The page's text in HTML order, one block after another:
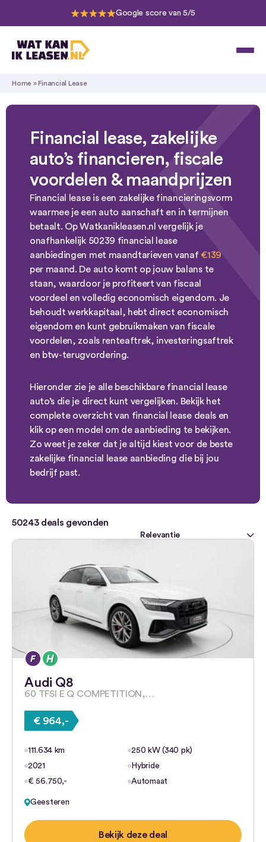
Google score van 5/5
Home »Financial Lease
Financial lease, zakelijke
auto’s financieren, fiscale
voordelen & maandprijzen
Financial lease is een zakelijke financieringsvorm
waarmee je een auto aanschaft en in termijnen
betaalt. Op Watkanikleasen.nl vergelijk je
onafhankelijk 50239 financial lease
aanbiedingen met maandtarieven vanaf €139
per maand. De auto komt op jouw balans te
staan, waardoor je profiteert van fiscaal
voordeel en volledig economisch eigendom. Je
behoudt werkkapitaal, hebt direct economisch
eigendom en kunt gebruikmaken van fiscale
voordelen, zoals renteaftrek, investeringsaftrek
en btw-terugvordering.
Hieronder zie je alle beschikbare financial lease
auto’s die je direct kunt vergelijken. Bekijk het
complete overzicht van financial lease deals en
klik op een model om de aanbieding te bekijken.
Zo weet je zeker dat je altijd kiest voor de beste
zakelijke financial lease aanbieding die bij jou
bedrijf past.
50243deals gevonden
Audi Q8
60 TFSI E Q COMPETITION,…
€ 964,-
111.634 km
250 kW (340 pk)
2021
Hybride
€ 56.750,-
Automaat
Geesteren
Bekijk deze deal